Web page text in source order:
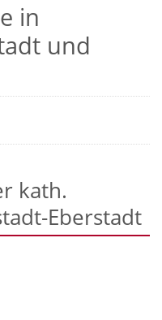
in
und
kath.
Eberstadt